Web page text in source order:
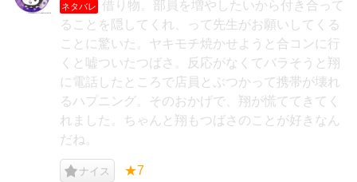
ネタバレ
借り物。部員を増やしたいから付き合って
ることを隠してくれ、って先生がお願いしてくる
ことに驚いた。ヤキモチ焼かせようと合コンに行
くと嘘ついたつばさ。反応がなくてバラそうと翔
に電話したところで店員とぶつかって携帯が壊れ
るハプニング。そのおかげで、翔が慌ててきてく
れました。ちゃんと翔もつばさのことが好きなん
だね。
ナイス ★7